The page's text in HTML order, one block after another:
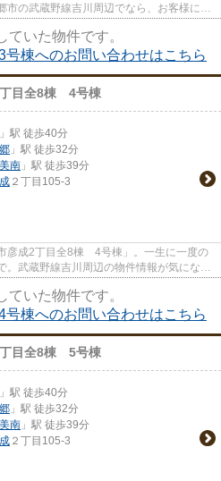
市の武蔵野線吉川周辺でなら、お客様に満
ていた物件です。
棟へのお問い合わせはこちら
目全8棟 4号棟
」駅 徒歩40分
」駅 徒歩32分
南 」駅 徒歩39分
２丁目105-3
彦成2丁目全8棟 4号棟」。一生に一度の
。武蔵野線吉川周辺の物件情報が気になる
ていた物件です。
棟へのお問い合わせはこちら
目全8棟 5号棟
」駅 徒歩40分
」駅 徒歩32分
南 」駅 徒歩39分
２丁目105-3